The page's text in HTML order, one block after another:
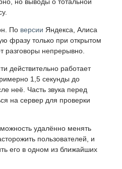
но выводы о тотальной
По версии Яндекса, Алиса
фразу только при открытом
разговоры непрерывно.
действительно работает
1,5 секунды до
неё. Часть звука перед
на сервер для проверки
удалённо менять
пользователей, и
его в одном из ближайших